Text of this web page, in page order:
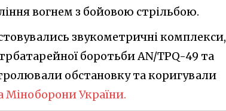
вогнем з бойовою стрільбою.
звукометричні комплекси,
боротьби AN/TPQ-49 та
обстановку та коригували
Міноборони України.